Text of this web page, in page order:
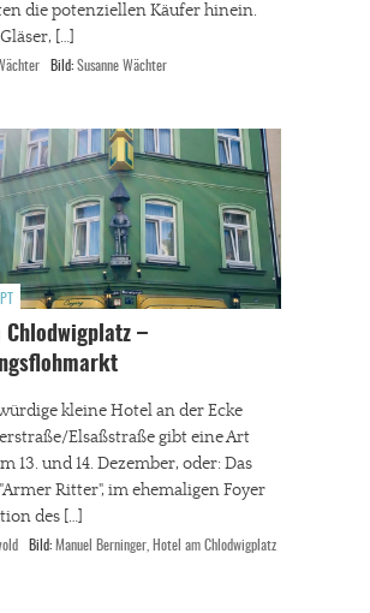
die potenziellen Käufer hinein.
[…]
Bild: Susanne Wächter
Chlodwigplatz –
kleine Hotel an der Ecke
Elsaßstraße gibt eine Art
13. und 14. Dezember, oder: Das
Ritter", im ehemaligen Foyer
des […]
Bild: Manuel Berninger, Hotel am Chlodwigplatz